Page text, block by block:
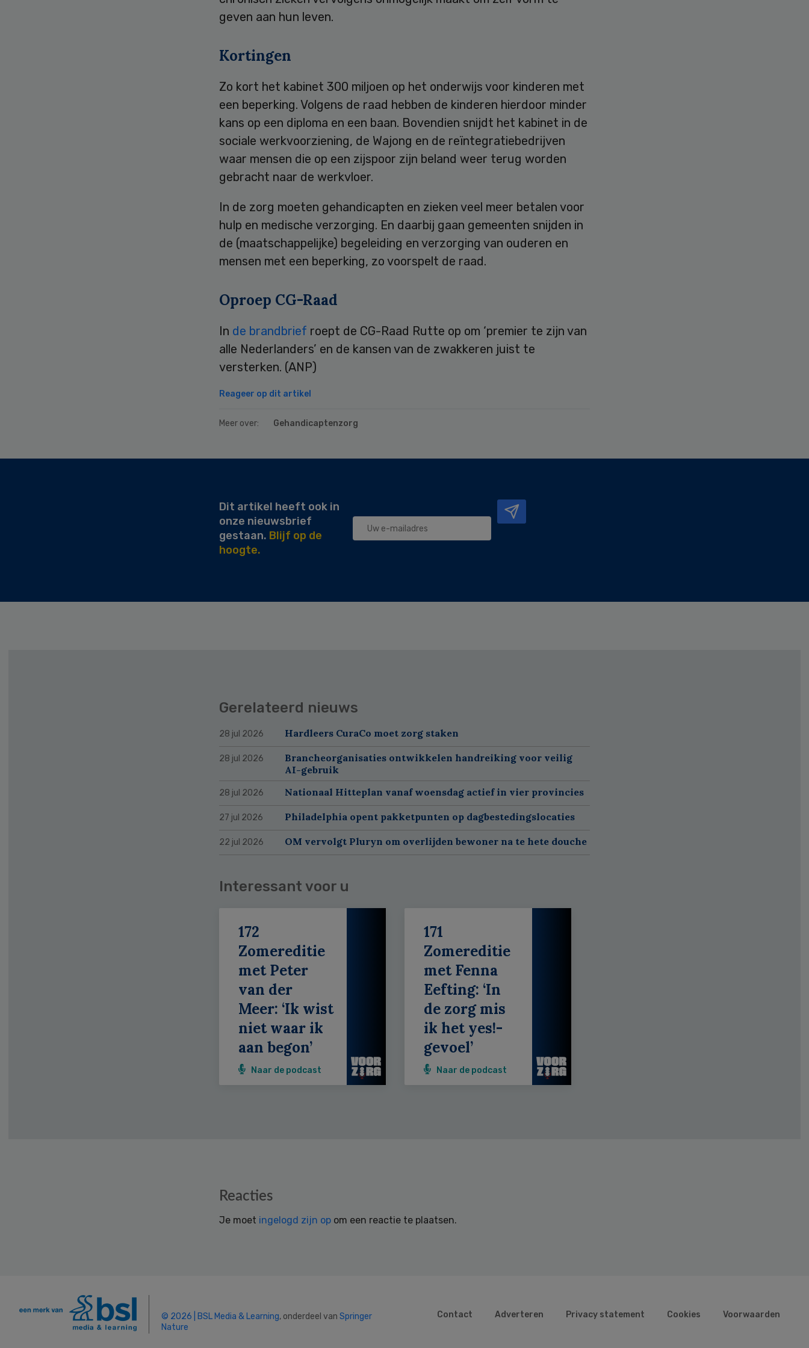
geven aan hun leven.
Kortingen
Zo kort het kabinet 300 miljoen op het onderwijs voor kinderen met
een beperking. Volgens de raad hebben de kinderen hierdoor minder
kans op een diploma en een baan. Bovendien snijdt het kabinet in de
sociale werkvoorziening, de Wajong en de reïntegratiebedrijven
waar mensen die op een zijspoor zijn beland weer terug worden
gebracht naar de werkvloer.
In de zorg moeten gehandicapten en zieken veel meer betalen voor
hulp en medische verzorging. En daarbij gaan gemeenten snijden in
de (maatschappelijke) begeleiding en verzorging van ouderen en
mensen met een beperking, zo voorspelt de raad.
Oproep CG-Raad
In de brandbrief roept de CG-Raad Rutte op om ‘premier te zijn van
alle Nederlanders’ en de kansen van de zwakkeren juist te
versterken. (ANP)
Reageer op dit artikel
Meer over: Gehandicaptenzorg
Secondary
Dit artikel heeft ook in
onze nieuwsbrief
gestaan. Blijf op de
hoogte.
Gerelateerd nieuws
28 jul 2026 Hardleers CuraCo moet zorg staken
28 jul 2026
Brancheorganisaties ontwikkelen handreiking voor veilig
AI-gebruik
28 jul 2026 Nationaal Hitteplan vanaf woensdag actief in vier provincies
27 jul 2026 Philadelphia opent pakketpunten op dagbestedingslocaties
22 jul 2026 OM vervolgt Pluryn om overlijden bewoner na te hete douche
Interessant voor u
172
Zomereditie
met Peter
van der
Meer: ‘Ik wist
niet waar ik
aan begon’
Naar de podcast
171
Zomereditie
met Fenna
Eefting: ‘In
de zorg mis
ik het yes!-
gevoel’
Naar de podcast
Reacties
Je moet ingelogd zijn op om een reactie te plaatsen.
© 2026 | BSL Media & Learning, onderdeel van Springer
Nature
Contact Adverteren Privacy statement Cookies Voorwaarden